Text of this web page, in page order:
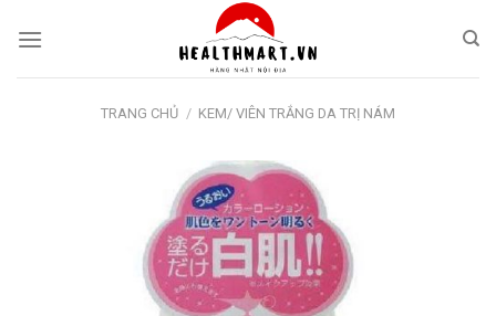
TRANG CHỦ / KEM/ VIÊN TRẮNG DA TRỊ NÁM